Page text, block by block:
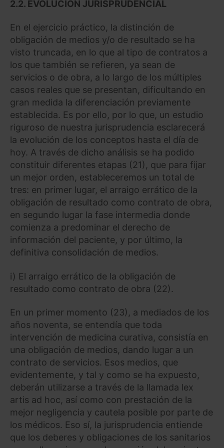
2.2. EVOLUCIÓN JURISPRUDENCIAL
En el ejercicio práctico, la distinción de
obligación de medios y/o de resultado se ha
visto truncada, en lo que al tipo de contratos a
los que también se refieren, ya sean de
servicios o de obra, a lo largo de los múltiples
casos reales que se presentan, dificultando en
gran medida la diferenciación previamente
establecida. Es por ello, por lo que, un estudio
riguroso de nuestra jurisprudencia esclarecerá
la evolución de los conceptos hasta el día de
hoy. A través de dicho análisis se ha podido
constituir diferentes etapas (21), que para fijar
un mejor orden, estableceremos un total de
tres: en primer lugar, el arraigo errático de la
obligación de resultado como contrato de obra,
en segundo lugar la fase intermedia donde
comienza a predominar el derecho de
información del paciente, y por último, la
definitiva consolidación de medios.
i) El arraigo errático de la obligación de
resultado como contrato de obra (22).
En un primer momento (23), a mediados de los
años noventa, se entendía que toda
intervención de medicina curativa, consistía en
una obligación de medios, dando lugar a un
contrato de servicios. Esos medios, que
evidentemente, y tal y como se ha expuesto,
deberán utilizarse a través de la llamada lex
artis ad hoc, así como con prestación de la
mejor negligencia y cautela posible por parte de
los médicos. Eso sí, la jurisprudencia entiende
que los deberes y obligaciones de los sanitarios